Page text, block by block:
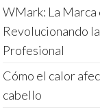
WMark: La Marca
Revolucionando
Profesional
Cómo el calor
cabello